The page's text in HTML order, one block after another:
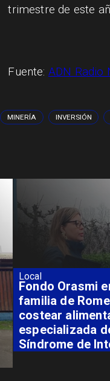
trimestre de este
Fuente: ADN Radio
MINERÍA INVERSIÓN
Local
Fondo Orasmi
familia de
costear
especializada de
Síndrome de